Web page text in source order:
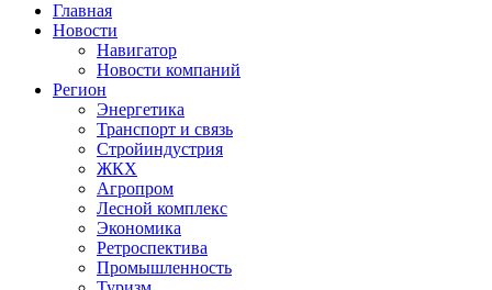
Главная
Новости
Навигатор
Новости компаний
Регион
Энергетика
Транспорт и связь
Стройиндустрия
ЖКХ
Агропром
Лесной комплекс
Экономика
Ретроспектива
Промышленность